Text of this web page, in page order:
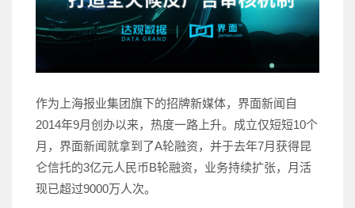
作为上海报业集团旗下的招牌新媒体，界面新闻自
2014年9月创办以来，热度一路上升。成立仅短短10个
月，界面新闻就拿到了A轮融资，并于去年7月获得昆
仑信托的3亿元人民币B轮融资，业务持续扩张，月活
现已超过9000万人次。